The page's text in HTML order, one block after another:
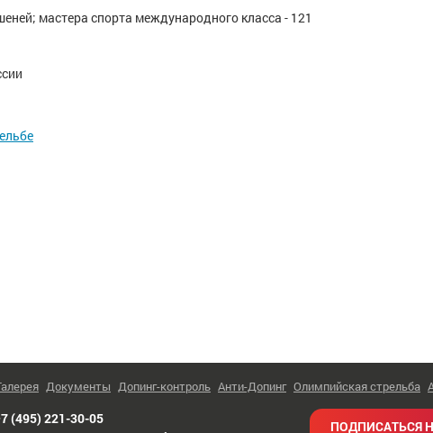
мастера спорта международного класса - 121
Документы Допинг-контроль Анти-Допинг Олимпийская стрельба
(495) 221-30-05
ПОДПИСАТЬСЯ